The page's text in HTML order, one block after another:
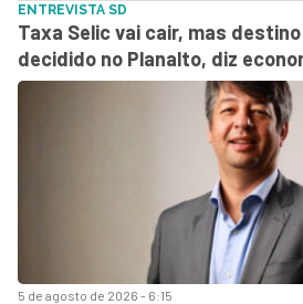
5 de agosto de 2026 - 6:15
ENTREVISTA SD
Taxa Selic vai cair, mas
decidido no Planalto, diz